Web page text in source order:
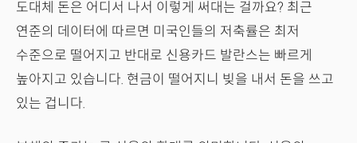
도대체 돈은 어디서 나서 이렇게 써대는 걸까요? 최근
연준의 데이터에 따르면 미국인들의 저축률은 최저
수준으로 떨어지고 반대로 신용카드 발란스는 빠르게
높아지고 있습니다. 현금이 떨어지니 빚을 내서 돈을 쓰고
있는 겁니다.